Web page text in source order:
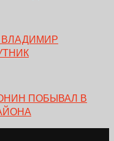
ВЛАДИМИР
ПОБЫВАЛ В